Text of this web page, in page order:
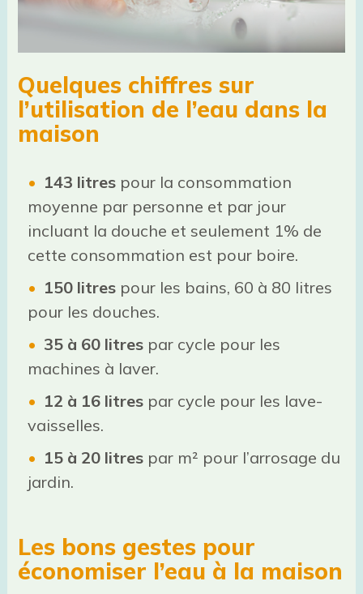
Quelques chiffres sur
l’utilisation de l’eau dans la
maison
143 litrespour la consommation
moyenne par personne et par jour
incluant la douche et seulement 1% de
cette consommation est pour boire.
150 litrespour les bains, 60 à 80 litres
pour les douches.
35 à 60 litrespar cycle pour les
machines à laver.
12 à 16 litrespar cycle pour les lave-
vaisselles.
15 à 20 litrespar m² pour l’arrosage du
jardin.
Les bons gestes pour
économiser l’eau à la maison